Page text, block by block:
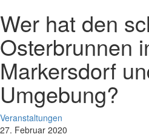
Wer hat den
Osterbrunnen
Markersdorf
Umgebung?
Veranstaltungen
27. Februar 2020